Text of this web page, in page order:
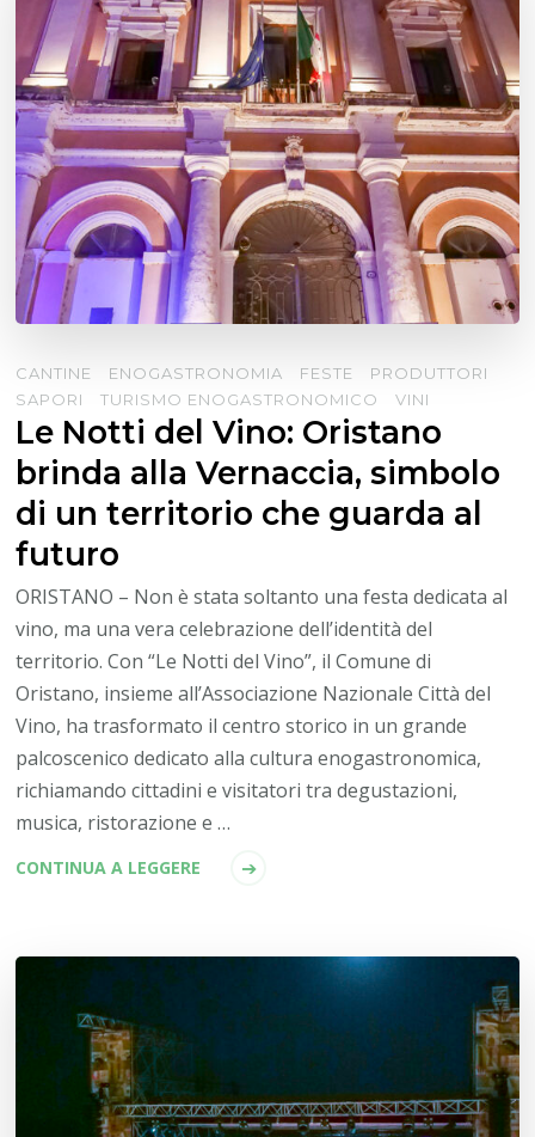
CANTINE ENOGASTRONOMIA FESTE
PRODUTTORI
SAPORI
TURISMO ENOGASTRONOMICO VINI
Le Notti del Vino: Oristano
brinda alla Vernaccia, simbolo
di un territorio che guarda al
futuro
ORISTANO – Non è stata soltanto una festa dedicata al
vino, ma una vera celebrazione dell’identità del
territorio. Con “Le Notti del Vino”, il Comune di
Oristano, insieme all’Associazione Nazionale Città del
Vino, ha trasformato il centro storico in un grande
palcoscenico dedicato alla cultura enogastronomica,
richiamando cittadini e visitatori tra degustazioni,
musica, ristorazione e …
CONTINUA A LEGGERE